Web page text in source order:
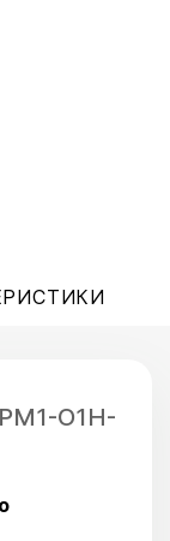
O1H-